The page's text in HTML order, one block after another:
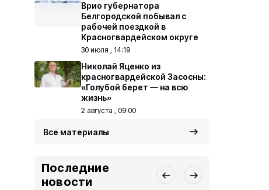
Врио губернатора
Белгородской побывал с
рабочей поездкой в
Красногвардейском округе
30 июля , 14:19
Николай Яценко из
красногвардейской Засосны:
«Голубой берет — на всю
жизнь»
2 августа , 09:00
Все материалы
Последние
новости